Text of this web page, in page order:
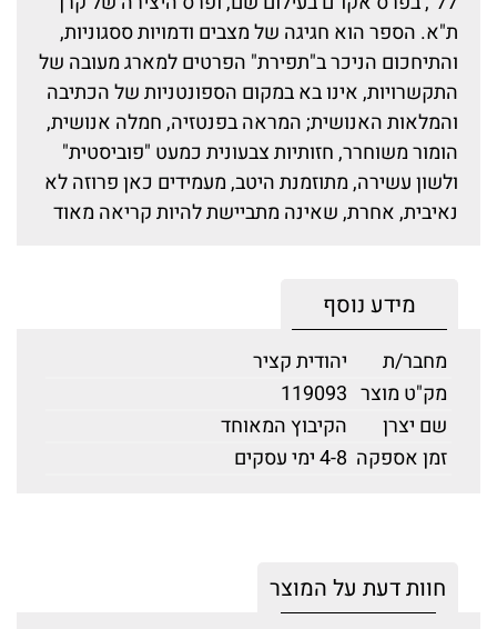
ת"א. הספר הוא חגיגה של מצבים ודמויות ססגוניות,
והתיחכום הניכר ב"תפירת" הפרטים למארג מעובה של
התקשרויות, אינו בא במקום הספונטניות של הכתיבה
והמלאות האנושית; המראה בפנטזיה, חמלה אנושית,
הומור משוחרר, חזותיות צבעונית כמעט "פוביסטית"
ולשון עשירה, מתוזמנת היטב, מעמידים כאן פרוזה לא
נאיבית, אחרת, שאינה מתביישת להיות קריאה מאוד
מידע נוסף
מחבר/ת
יהודית קציר
מק"ט מוצר 119093
שם יצרן
הקיבוץ המאוחד
זמן אספקה 4-8 ימי עסקים
חוות דעת על המוצר